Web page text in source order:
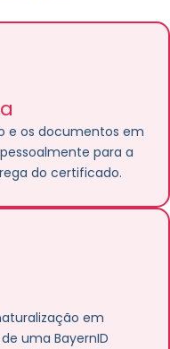
e os documentos em
para a
do certificado.
em
uma BayernID